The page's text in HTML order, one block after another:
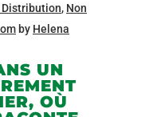
, Non
by Helena
UN
OÙ